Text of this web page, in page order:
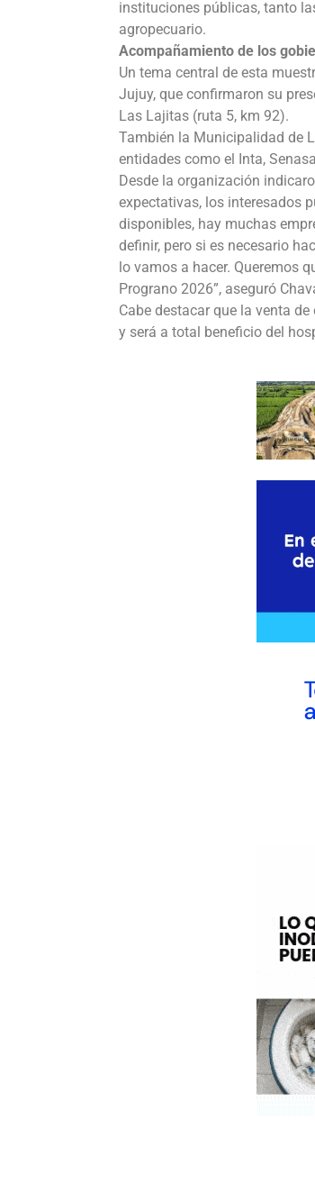
instituciones públicas, tanto
agropecuario.
Acompañamiento de los
Un tema central de esta
Jujuy, que confirmaron su
Las Lajitas (ruta 5, km 92).
También la Municipalidad de
entidades como el Inta,
Desde la organización
expectativas, los interesados
disponibles, hay muchas
definir, pero si es necesario
lo vamos a hacer. Queremos
Prograno 2026”, aseguró
Cabe destacar que la venta
y será a total beneficio del